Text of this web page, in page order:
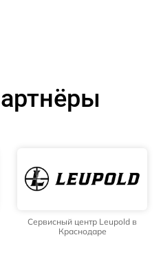
Сервисный центр Leupold в
Краснодаре